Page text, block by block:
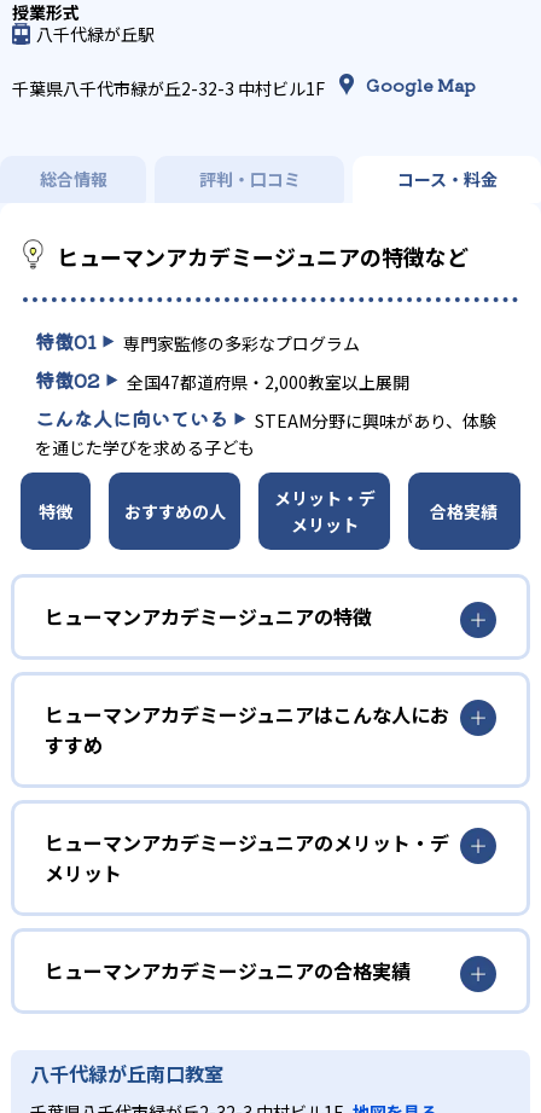
八千代緑が丘駅
千葉県八千代市緑が丘2-32-3 中村ビル1F Google Map
総合情報 評判・口コミ コース・料金
ヒューマンアカデミージュニアの特徴など
特徴01 専門家監修の多彩なプログラム
特徴02 全国47都道府県・2,000教室以上展開
こんな人に向いている
STEAM分野に興味があり、体験
を通じた学びを求める子ども
特徴 おすすめの人
メリット・デ
メリット
合格実績
ヒューマンアカデミージュニアの特徴
1
多彩なコースラインナップ
ヒューマンアカデミージュニアでは、ロボット教室、ロボ
ティクスプロフェッサーコース、こどもプログラミング教
室、科学教室、さんすう数学教室の5つのコースを展開。
STEAM教育の考え方を取り入れ、子どもの「好き」を養
う。
ロボット教室の監修は、ロボットの世界大会「ロボカッ
プ」で史上初となる5年連続優勝を果たしたロボットクリエ
イター高橋智隆 氏。ロボティクスプロフェッサーコース
は、千葉工業大学fuRo（未来ロボット技術研究センター）
材監修はRailsプログラマーとして活躍する鳥井雪 氏で、科
学教室の監修は京都大学iCeMS特定助教の樋口雅一 氏。さ
ヒューマンアカデミージュニアはこんな人にお
すすめ
幼児
子どもの好奇心を育みたい家庭
ヒューマンアカデミージュニアでは、ロボット教室のプラ
イマリーコースや科学教室（サイエンスゲーツ）など、小
学校入学前の幼児でも通えるコースが用意されている。ロ
ボットの作成や科学の実験を通して、子どもの好奇心を喚
起する。
楽しく学びを継続したい子ども
ヒューマンアカデミージュニアのメリット・デ
メリット
どんなメリットがある?
ヒューマンアカデミージュニアは、ロボット教室、プログ
ラミング教室、科学教室、さんすう数学教室と多彩なコー
スを展開。世界的クリエイターや研究者などの専門家が監
修に基づいた内容で、子どもの探究意欲を引き出すことが
可能だ。全国2,000以上の教室ネットワークや全国大会を通
じたコミュニティ活動により、同世代の仲間と切磋琢磨で
ヒューマンアカデミージュニアの合格実績
ヒューマンアカデミージュニアは合格実績を公式サイトで
公開していない。
八千代緑が丘南口教室